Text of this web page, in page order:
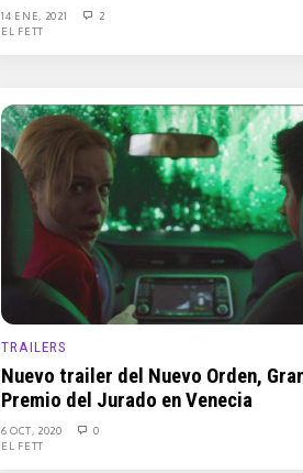
14 ENE, 2021
2
EL FETT
TRAILERS
Nuevo trailer del Nuevo Orden,
Premio del Jurado en Venecia
6 OCT, 2020
0
EL FETT